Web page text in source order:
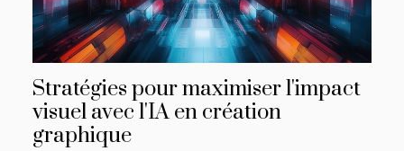
Stratégies pour maximiser l'impact
visuel avec l'IA en création
graphique